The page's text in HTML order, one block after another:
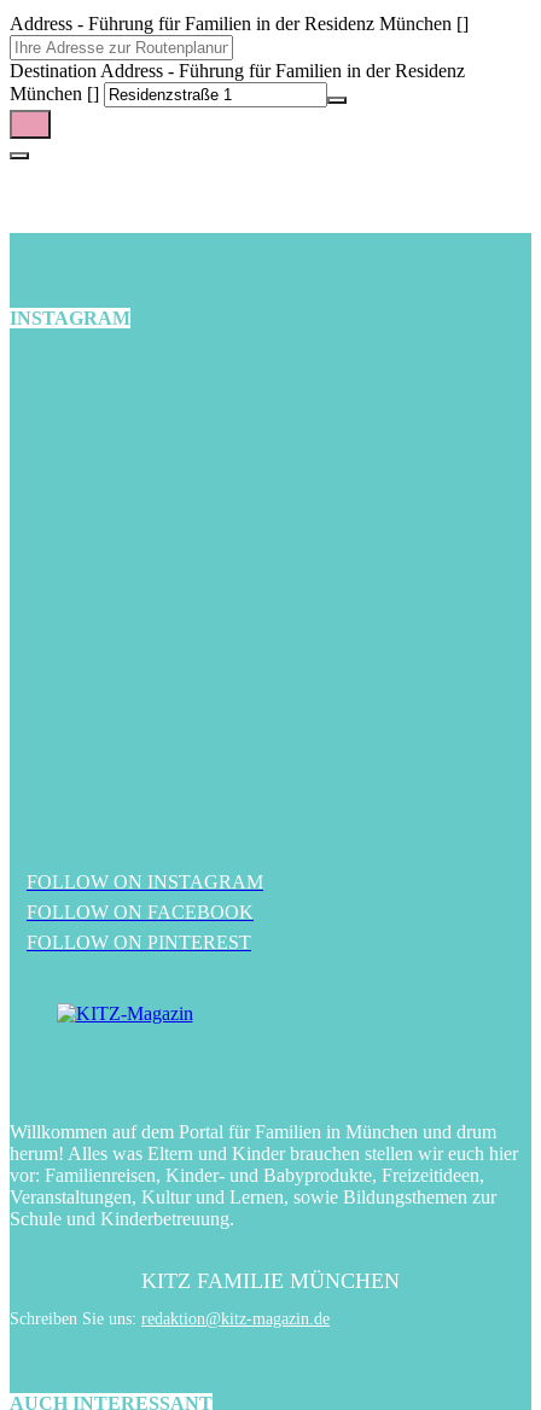
Address - Führung für Familien in der Residenz München []
Destination Address - Führung für Familien in der Residenz
München []
INSTAGRAM
FOLLOW ON INSTAGRAM
FOLLOW ON FACEBOOK
FOLLOW ON PINTEREST
Willkommen auf dem Portal für Familien in München und drum
herum! Alles was Eltern und Kinder brauchen stellen wir euch hier
vor: Familienreisen, Kinder- und Babyprodukte, Freizeitideen,
Veranstaltungen, Kultur und Lernen, sowie Bildungsthemen zur
Schule und Kinderbetreuung.
KITZ FAMILIE MÜNCHEN
Schreiben Sie uns: redaktion@kitz-magazin.de
AUCH INTERESSANT